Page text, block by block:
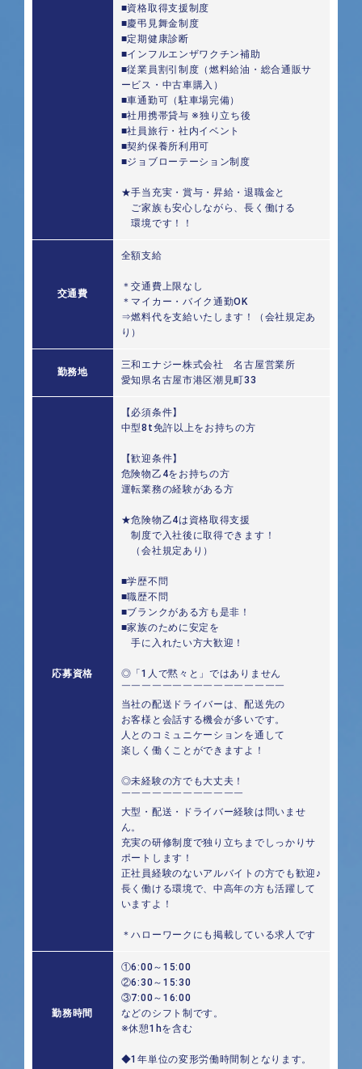
■資格取得支援制度
■慶弔見舞金制度
■定期健康診断
■インフルエンザワクチン補助
■従業員割引制度（燃料給油・総合通販サ
ービス・中古車購入）
■車通勤可（駐車場完備）
■社用携帯貸与 ※独り立ち後
■社員旅行・社内イベント
■契約保養所利用可
■ジョブローテーション制度
★手当充実・賞与・昇給・退職金と
ご家族も安心しながら、長く働ける
環境です！！
交通費
全額支給
＊交通費上限なし
＊マイカー・バイク通勤OK
⇒燃料代を支給いたします！（会社規定あ
り）
勤務地
三和エナジー株式会社 名古屋営業所
愛知県名古屋市港区潮見町33
応募資格
【必須条件】
中型8t免許以上をお持ちの方
【歓迎条件】
危険物乙4をお持ちの方
運転業務の経験がある方
★危険物乙4は資格取得支援
制度で入社後に取得できます！
（会社規定あり）
■学歴不問
■職歴不問
■ブランクがある方も是非！
■家族のために安定を
手に入れたい方大歓迎！
◎「1人で黙々と」ではありません
￣￣￣￣￣￣￣￣￣￣￣￣￣￣￣￣
当社の配送ドライバーは、配送先の
お客様と会話する機会が多いです。
人とのコミュニケーションを通して
楽しく働くことができますよ！
◎未経験の方でも大丈夫！
￣￣￣￣￣￣￣￣￣￣￣￣
大型・配送・ドライバー経験は問いませ
ん。
充実の研修制度で独り立ちまでしっかりサ
ポートします！
正社員経験のないアルバイトの方でも歓迎♪
長く働ける環境で、中高年の方も活躍して
いますよ！
＊ハローワークにも掲載している求人です
勤務時間
①6:00～15:00
②6:30～15:30
③7:00～16:00
などのシフト制です。
※休憩1hを含む
◆1年単位の変形労働時間制となります。